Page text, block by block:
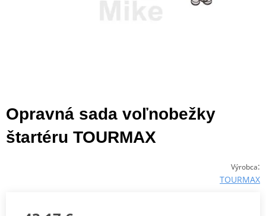
Opravná sada voľnobežky
štartéru TOURMAX
Výrobca:
TOURMAX